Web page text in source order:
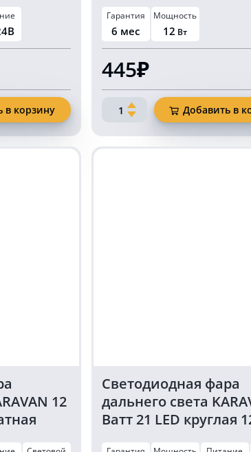
в корзину
Гарантия
6 мес
Мощность
12 Вт
445₽
Количество
Светодиодная
фара
Добавить в
12
Светодиодная фара
дальнего света
Ватт 21 LED круглая
Вольт